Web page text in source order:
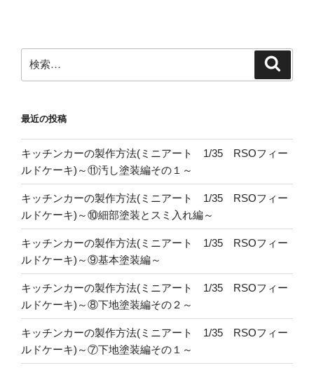
ー
シ
索:
最近の投稿
キッチンカーの製作方法(ミニアート 1/35 RSOフィー
ルドケーキ)～⑪汚し塗装編その１～
キッチンカーの製作方法(ミニアート 1/35 RSOフィー
ルドケーキ)～⑩細部塗装とスミ入れ編～
キッチンカーの製作方法(ミニアート 1/35 RSOフィー
ルドケーキ)～⑨基本塗装編～
キッチンカーの製作方法(ミニアート 1/35 RSOフィー
ルドケーキ)～⑧下地塗装編その２～
キッチンカーの製作方法(ミニアート 1/35 RSOフィー
ルドケーキ)～⑦下地塗装編その１～